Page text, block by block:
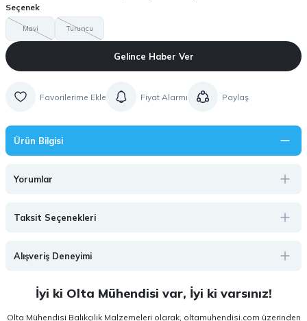
Seçenek
Mavi Turuncu
Gelince Haber Ver
Fiyat Alarmı Paylaş
Ürün Bilgisi
Yorumlar
Taksit Seçenekleri
Alışveriş Deneyimi
İyi ki Olta Mühendisi var, İyi ki varsınız!
Olta Mühendisi Balıkçılık Malzemeleri olarak, oltamuhendisi.com üzerinden